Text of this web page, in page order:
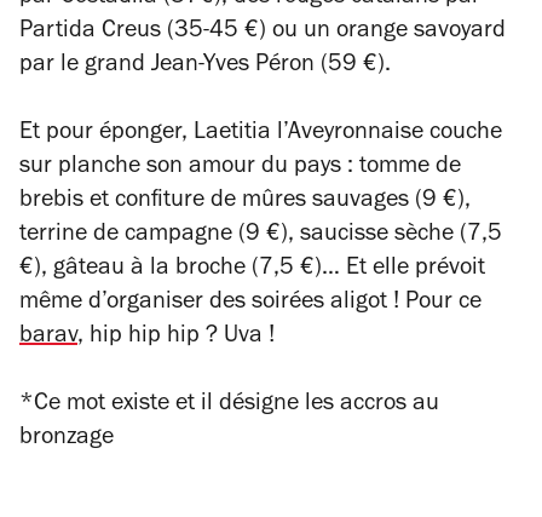
Partida Creus (35-45 €) ou un orange savoyard
par le grand Jean-Yves Péron (59 €).
Et pour éponger, Laetitia l’Aveyronnaise couche
sur planche son amour du pays : tomme de
brebis et confiture de mûres sauvages (9 €),
terrine de campagne (9 €), saucisse sèche (7,5
€), gâteau à la broche (7,5 €)… Et elle prévoit
même d’organiser des soirées aligot ! Pour ce
barav, hip hip hip ? Uva !
*Ce mot existe et il désigne les accros au
bronzage